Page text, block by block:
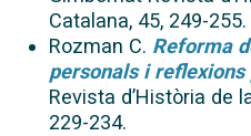
Catalana, 45, 249-255.
Rozman C. Reforma
personals i
Revista d’Història de
229-234.